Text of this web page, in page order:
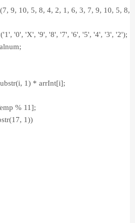
10, 5, 8, 4, 2, 1, 6, 3, 7, 9, 10, 5, 8,
'0', 'X', '9', '8', '7', '6', '5', '4', '3', '2');
1) * arrInt[i];
% 11];
1))